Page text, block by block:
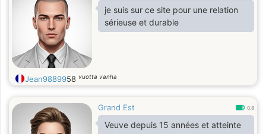
je suis sur ce site pour une relation
sérieuse et durable
Jean9889958 vuotta vanha
Grand Est 0.8
Veuve depuis 15 années et atteinte